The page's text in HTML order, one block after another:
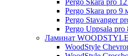
Pergo Skara pro
Pergo Skara pro 9
Pergo Stavanger
Pergo Uppsala
Ламинат WOODSTYLE
WoodStyle